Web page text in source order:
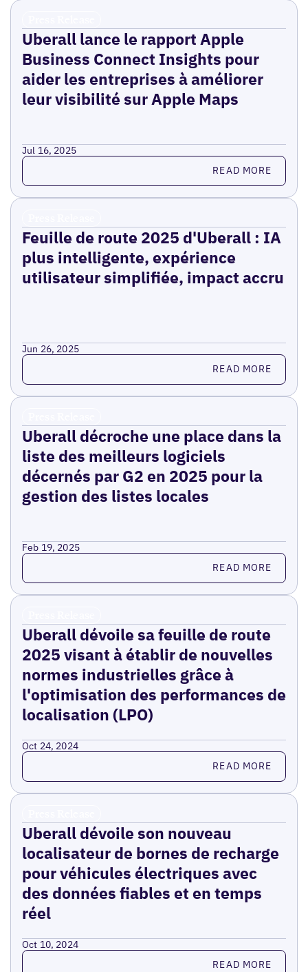
Uberall lance le rapport Apple
Business Connect Insights pour
aider les entreprises à améliorer
leur visibilité sur Apple Maps
Jul 16, 2025
Read more READ MORE
Feuille de route 2025 d'Uberall : IA
plus intelligente, expérience
utilisateur simplifiée, impact accru
Jun 26, 2025
Read more READ MORE
Uberall décroche une place dans la
liste des meilleurs logiciels
décernés par G2 en 2025 pour la
gestion des listes locales
Feb 19, 2025
Read more READ MORE
Uberall dévoile sa feuille de route
2025 visant à établir de nouvelles
normes industrielles grâce à
l'optimisation des performances de
localisation (LPO)
Oct 24, 2024
Read more READ MORE
Uberall dévoile son nouveau
localisateur de bornes de recharge
pour véhicules électriques avec
des données fiables et en temps
réel
Oct 10, 2024
Read more READ MORE